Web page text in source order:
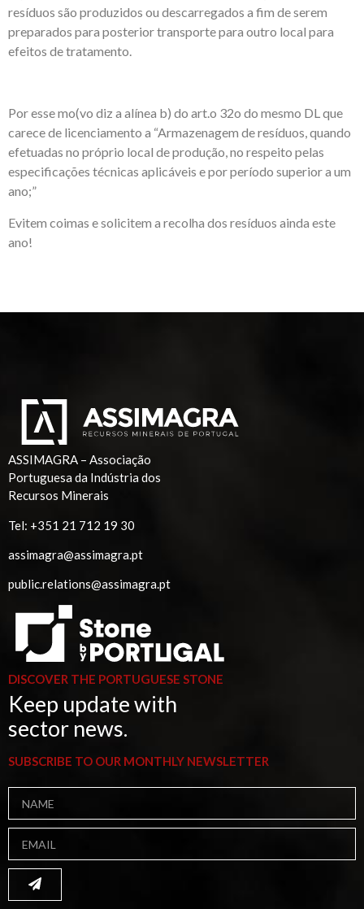
resíduos são produzidos ou descarregados a fim de serem
preparados para posterior transporte para outro local para
efeitos de tratamento.
Por esse mo(vo diz a alínea b) do art.o 32o do mesmo DL que
carece de licenciamento a “Armazenagem de resíduos, quando
efetuadas no próprio local de produção, no respeito pelas
especificações técnicas aplicáveis e por período superior a um
ano;”
Evitem coimas e solicitem a recolha dos resíduos ainda este
ano!
ASSIMAGRA – Associação
Portuguesa da Indústria dos
Recursos Minerais
Tel: +351 21 712 19 30
assimagra@assimagra.pt
public.relations@assimagra.pt
DISCOVER THE PORTUGUESE STONE
Keep update with
sector news.
SUBSCRIBE TO OUR MONTHLY NEWSLETTER